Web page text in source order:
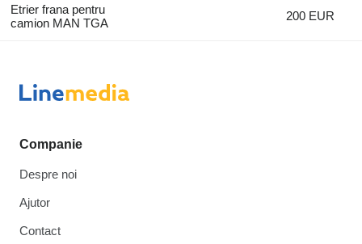
Etrier frana pentru
camion MAN TGA
200 EUR
Companie
Despre noi
Ajutor
Contact